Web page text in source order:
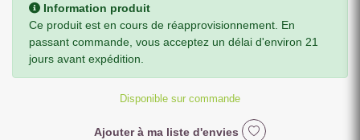
(1 avis)
Information produit
Ce produit est en cours de réapprovisionnement. En
passant commande, vous acceptez un délai d'environ 21
jours avant expédition.
Disponible sur commande
Ajouter à ma liste d'envies